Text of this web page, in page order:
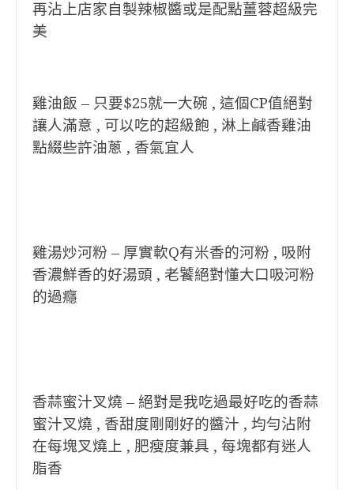
再沾上店家自製辣椒醬或是配點薑蓉超級完
美
雞油飯 – 只要$25就一大碗 , 這個CP值絕對
讓人滿意 , 可以吃的超級飽 , 淋上鹹香雞油
點綴些許油蔥 , 香氣宜人
雞湯炒河粉 – 厚實軟Q有米香的河粉 , 吸附
香濃鮮香的好湯頭 , 老饕絕對懂大口吸河粉
的過癮
香蒜蜜汁叉燒 – 絕對是我吃過最好吃的香蒜
蜜汁叉燒 , 香甜度剛剛好的醬汁 , 均勻沾附
在每塊叉燒上 , 肥瘦度兼具 , 每塊都有迷人
脂香